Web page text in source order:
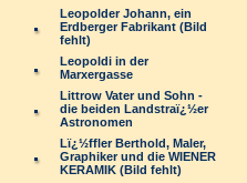
Leopolder Johann, ein
Erdberger Fabrikant (Bild
fehlt)
Leopoldi in der
Marxergasse
Littrow Vater und Sohn -
die beiden Landstraï¿½er
Astronomen
Lï¿½ffler Berthold, Maler,
Graphiker und die WIENER
KERAMIK (Bild fehlt)